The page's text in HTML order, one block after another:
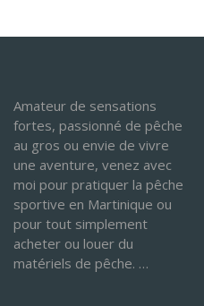
Amateur de sensations
fortes, passionné de pêche
au gros ou envie de vivre
une aventure, venez avec
moi pour pratiquer la pêche
sportive en Martinique ou
pour tout simplement
acheter ou louer du
matériels de pêche. …